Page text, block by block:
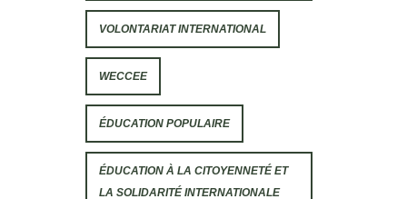
VOLONTARIAT INTERNATIONAL
WECCEE
ÉDUCATION POPULAIRE
ÉDUCATION À LA CITOYENNETÉ ET
LA SOLIDARITÉ INTERNATIONALE